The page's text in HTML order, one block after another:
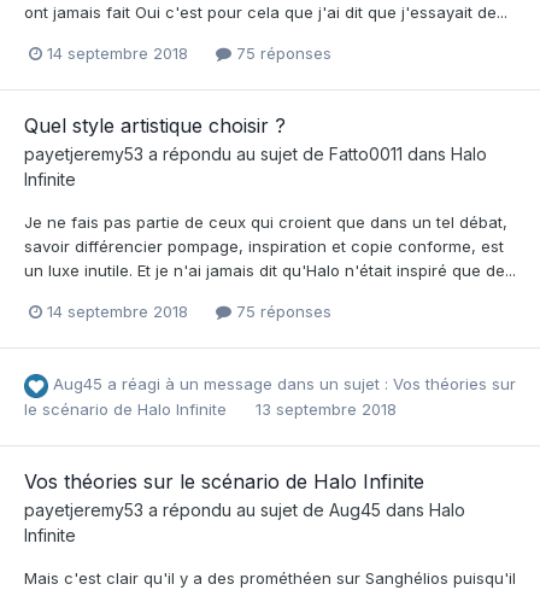
ont jamais fait Oui c'est pour cela que j'ai dit que j'essayait de...
14 septembre 2018 75 réponses
Quel style artistique choisir ?
payetjeremy53 a répondu au sujet de Fatto0011 dans Halo
Infinite
Je ne fais pas partie de ceux qui croient que dans un tel débat,
savoir différencier pompage, inspiration et copie conforme, est
un luxe inutile. Et je n'ai jamais dit qu'Halo n'était inspiré que de...
14 septembre 2018 75 réponses
Aug45 a réagi à un message dans un sujet : Vos théories sur
le scénario de Halo Infinite
13 septembre 2018
Vos théories sur le scénario de Halo Infinite
payetjeremy53 a répondu au sujet de Aug45 dans Halo
Infinite
Mais c'est clair qu'il y a des prométhéen sur Sanghélios puisqu'il